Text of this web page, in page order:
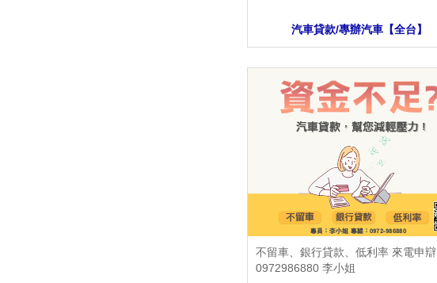
汽車貸款/專辦汽車【全台】
不留車、銀行貸款、低利率 來電申辯
0972986880 李小姐